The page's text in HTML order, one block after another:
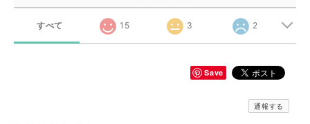
すべて 15 3 2
Save
通報する